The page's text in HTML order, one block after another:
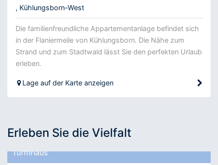
, Kühlungsborn-West
Die familienfreundliche Appartementanlage befindet sich
in der Flaniermeile von Kühlungsborn. Die Nähe zum
Strand und zum Stadtwald lässt Sie den perfekten Urlaub
erleben.
Lage auf der Karte anzeigen
Erleben Sie die Vielfalt
Turmhaus